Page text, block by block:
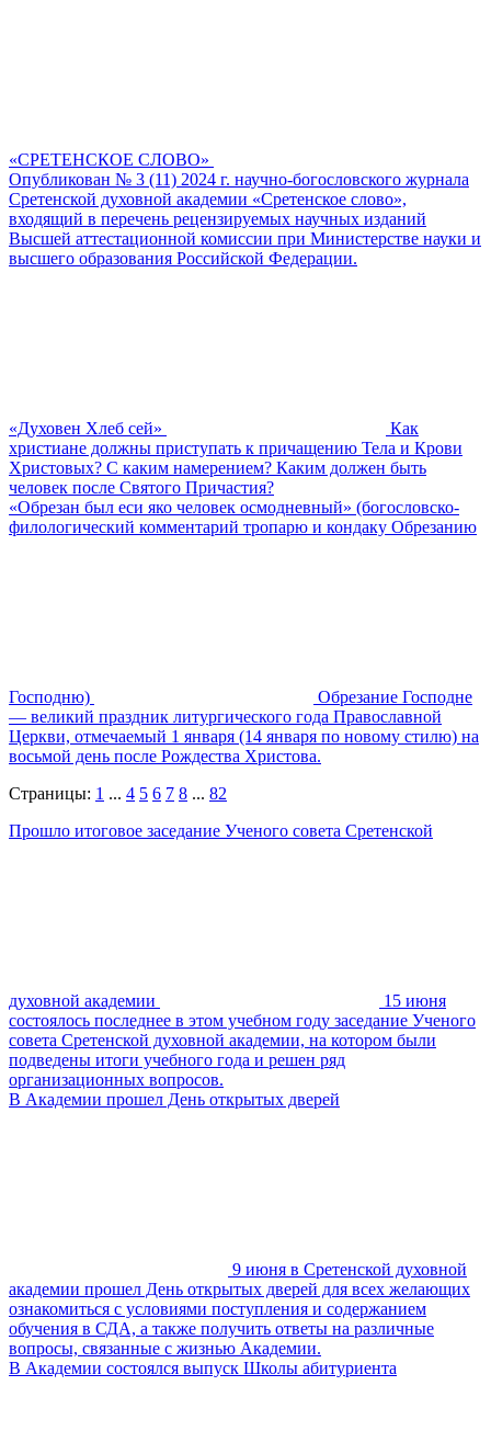
«СРЕТЕНСКОЕ СЛОВО»
Опубликован № 3 (11) 2024 г. научно-богословского журнала
Сретенской духовной академии «Сретенское слово»,
входящий в перечень рецензируемых научных изданий
Высшей аттестационной комиссии при Министерстве науки и
высшего образования Российской Федерации.
«Духовен Хлеб сей»
Как
христиане должны приступать к причащению Тела и Крови
Христовых? С каким намерением? Каким должен быть
человек после Святого Причастия?
«Обрезан был еси яко человек осмодневный» (богословско-
филологический комментарий тропарю и кондаку Обрезанию
Господню)
Обрезание Господне
— великий праздник литургического года Православной
Церкви, отмечаемый 1 января (14 января по новому стилю) на
восьмой день после Рождества Христова.
Страницы: 1 ... 4 5 6 7 8 ... 82
Прошло итоговое заседание Ученого совета Сретенской
духовной академии
15 июня
состоялось последнее в этом учебном году заседание Ученого
совета Сретенской духовной академии, на котором были
подведены итоги учебного года и решен ряд
организационных вопросов.
В Академии прошел День открытых дверей
9 июня в Сретенской духовной
академии прошел День открытых дверей для всех желающих
ознакомиться с условиями поступления и содержанием
обучения в СДА, а также получить ответы на различные
вопросы, связанные с жизнью Академии.
В Академии состоялся выпуск Школы абитуриента